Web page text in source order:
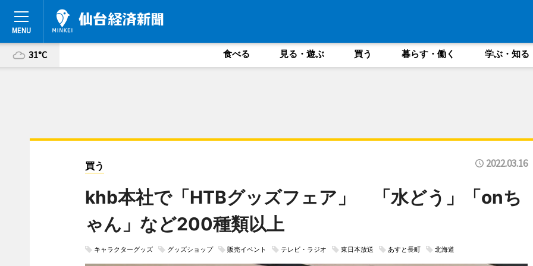
31°C 食べる 見る・遊ぶ 買う 暮らす・働く 学ぶ・知る
買う 2022.03.16
khb本社で「HTBグッズフェア」 「水どう」「onち
ゃん」など200種類以上
キャラクターグッズ グッズショップ 販売イベント テレビ・ラジオ 東日本放送 あすと長町 北海道